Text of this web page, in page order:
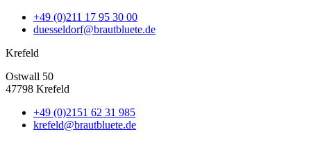
+49 (0)211 17 95 30 00
duesseldorf@brautbluete.de
Krefeld
Ostwall 50
47798 Krefeld
+49 (0)2151 62 31 985
krefeld@brautbluete.de